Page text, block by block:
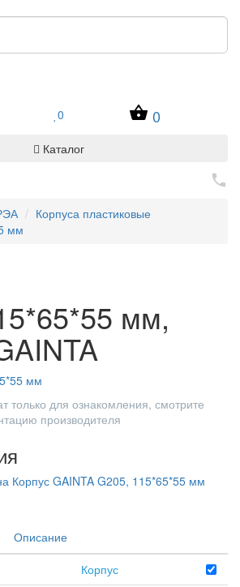
0 0
Каталог
Корпуса пластиковые
мм
мм,
только для ознакомления, смотрите
производителя
Корпус GAINTA G205, 115*65*55 мм
Описание
Корпус